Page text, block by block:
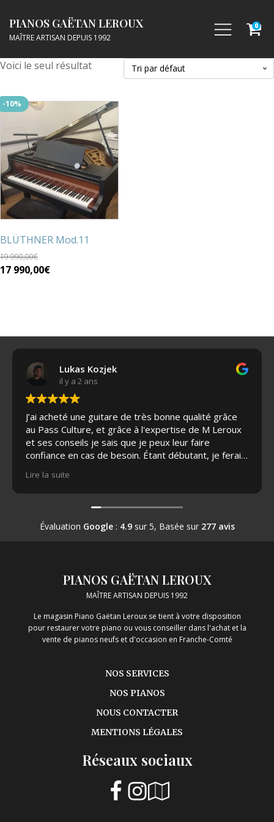
PIANOS GAËTAN LEROUX
MAÎTRE ARTISAN DEPUIS 1992
0
Voici le seul résultat
-10%
BLÜTHNER Mod.11
19 990,00€
Le
990,00€.
17 990,00€Le
990,00€.
Lukas Kozjek
il y a 2 ans
J’ai acheté une guitare de très bonne qualité grâce
au Pass Culture, et grâce à l'expertise de M Leroux
et ses conseils je sais que je peux leur faire
confiance en cas de besoin. Étant débutant, je ferai
par la suite si nécessaire et je recommande à tous
les passionnés de guitare. J’ai même eu le droit à
une grosse réduction de leur part sur la housse de
protection, c’était adorable.
Lire la suite
Évaluation Google: 4.9sur 5, Basée sur 277 avis
PIANOS GAËTAN LEROUX
MAÎTRE ARTISAN DEPUIS 1992
Le magasin Piano Gaëtan Leroux se tient à votre disposition
pour restaurer votre piano ou vous conseiller dans l'achat et la
vente de pianos neufs et d'occasion en Franche-Comté
NOS SERVICES
NOS PIANOS
NOUS CONTACTER
MENTIONS LÉGALES
Réseaux sociaux